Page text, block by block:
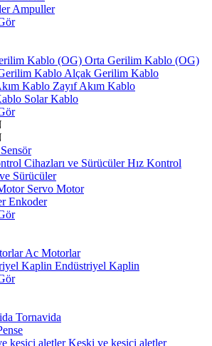
Ampuller
Orta Gerilim Kablo (OG)
Alçak Gerilim Kablo
Zayıf Akım Kablo
Solar Kablo
Hız Kontrol
Sürücüler
Servo Motor
Enkoder
Ac Motorlar
Endüstriyel Kaplin
Tornavida
Keski ve kesici aletler